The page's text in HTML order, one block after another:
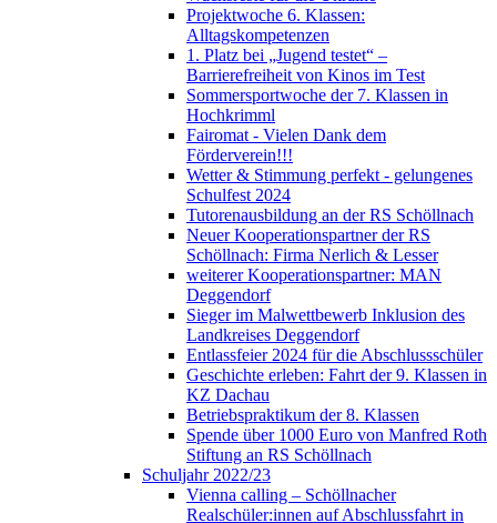
Projektwoche 6. Klassen:
Alltagskompetenzen
1. Platz bei „Jugend testet“ –
Barrierefreiheit von Kinos im Test
Sommersportwoche der 7. Klassen in
Hochkrimml
Fairomat - Vielen Dank dem
Förderverein!!!
Wetter & Stimmung perfekt - gelungenes
Schulfest 2024
Tutorenausbildung an der RS Schöllnach
Neuer Kooperationspartner der RS
Schöllnach: Firma Nerlich & Lesser
weiterer Kooperationspartner: MAN
Deggendorf
Sieger im Malwettbewerb Inklusion des
Landkreises Deggendorf
Entlassfeier 2024 für die Abschlussschüler
Geschichte erleben: Fahrt der 9. Klassen in
KZ Dachau
Betriebspraktikum der 8. Klassen
Spende über 1000 Euro von Manfred Roth
Stiftung an RS Schöllnach
Schuljahr 2022/23
Vienna calling – Schöllnacher
Realschüler:innen auf Abschlussfahrt in